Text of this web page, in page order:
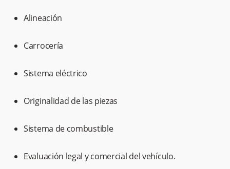
Alineación
Carrocería
Sistema eléctrico
Originalidad de las piezas
Sistema de combustible
Evaluación legal y comercial del vehículo.